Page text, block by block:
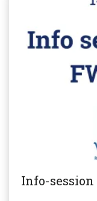
Info-session